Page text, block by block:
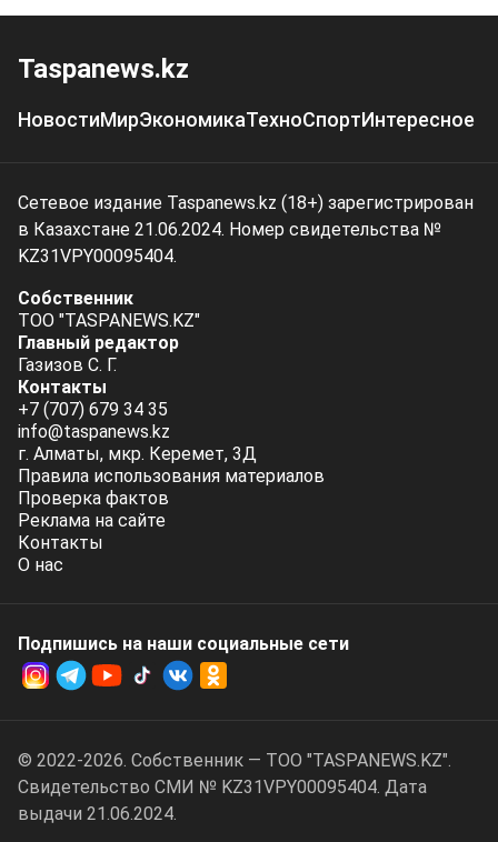
Taspanews.kz
НовостиМирЭкономикаТехноСпортИнтересное
Сетевое издание Taspanews.kz (18+) зарегистрирован
в Казахстане 21.06.2024. Номер свидетельства №
KZ31VPY00095404.
Собственник
ТОО "TASPANEWS.KZ"
Главный редактор
Газизов С. Г.
Контакты
+7 (707) 679 34 35
info@taspanews.kz
г. Алматы, мкр. Керемет, 3Д
Правила использования материалов
Проверка фактов
Реклама на сайте
Контакты
О нас
Подпишись на наши социальные cети
© 2022-2026. Собственник — ТОО "TASPANEWS.KZ".
Cвидетельство СМИ № KZ31VPY00095404. Дата
выдачи 21.06.2024.